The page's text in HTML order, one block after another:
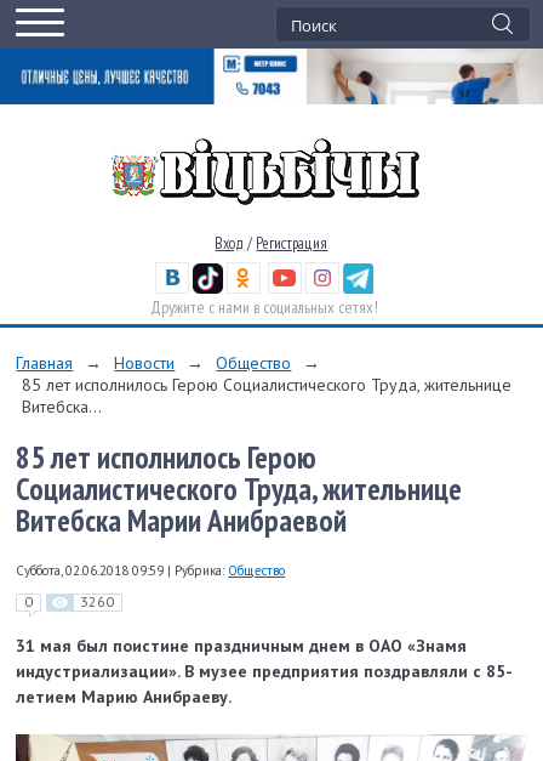
Вход / Регистрация
Дружите с нами в социальных сетях!
Главная → Новости → Общество
→
85 лет исполнилось Герою Социалистического Труда, жительнице
Витебска...
85 лет исполнилось Герою
Социалистического Труда, жительнице
Витебска Марии Анибраевой
Суббота, 02.06.2018 09:59 | Рубрика: Общество
0 3260
31 мая был поистине праздничным днем в ОАО «Знамя
индустриализации». В музее предприятия поздравляли с 85-
летием Марию Анибраеву.